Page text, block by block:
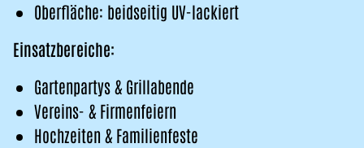
Oberfläche: beidseitig UV-lackiert
Einsatzbereiche:
Gartenpartys & Grillabende
Vereins- & Firmenfeiern
Hochzeiten & Familienfeste